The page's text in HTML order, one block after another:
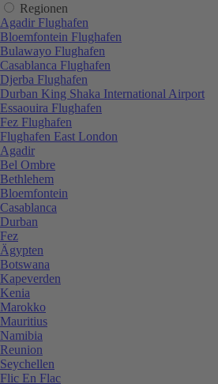
Regionen
Agadir Flughafen
Bloemfontein Flughafen
Bulawayo Flughafen
Casablanca Flughafen
Djerba Flughafen
Durban King Shaka International Airport
Essaouira Flughafen
Fez Flughafen
Flughafen East London
Agadir
Bel Ombre
Bethlehem
Bloemfontein
Casablanca
Durban
Fez
Ägypten
Botswana
Kapeverden
Kenia
Marokko
Mauritius
Namibia
Reunion
Seychellen
Flic En Flac